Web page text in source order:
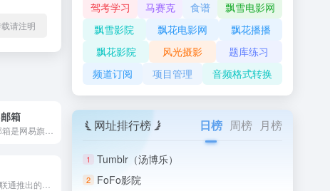
请注明
箱
驾考学习
马赛克 食谱
飘雪电影网
飘雪影院
飘花电影网
飘花播播
飘花影院
风光摄影
题库练习
频道订阅
项目管理 音频格式转换
网址排行榜 日榜 周榜 月榜
1 Tumblr（汤博乐）
2 FoFo影院